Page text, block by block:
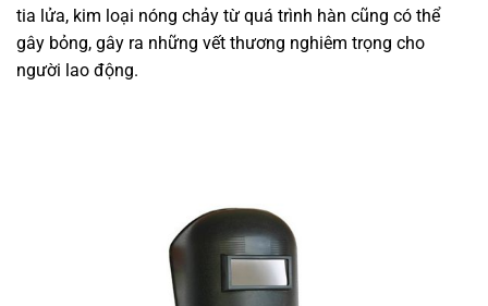
tia lửa, kim loại nóng chảy từ quá trình hàn cũng có thể
gây bỏng, gây ra những vết thương nghiêm trọng cho
người lao động.